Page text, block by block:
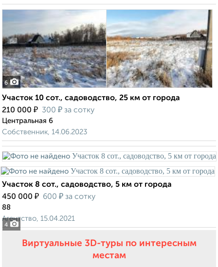
6
Участок 10 сот., садоводство, 25 км от города
210 000 ₽ 300 ₽ за сотку
Центральная 6
Собственник, 14.06.2023
4
Участок 8 сот., садоводство, 5 км от города
450 000 ₽ 600 ₽ за сотку
88
Агентство, 15.04.2021
Виртуальные 3D-туры по интересным
местам